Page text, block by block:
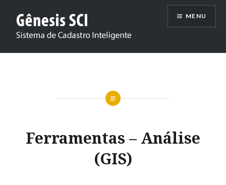
conteúdo
Genesis SCI
MENU
Ferramentas – Análise
(GIS)